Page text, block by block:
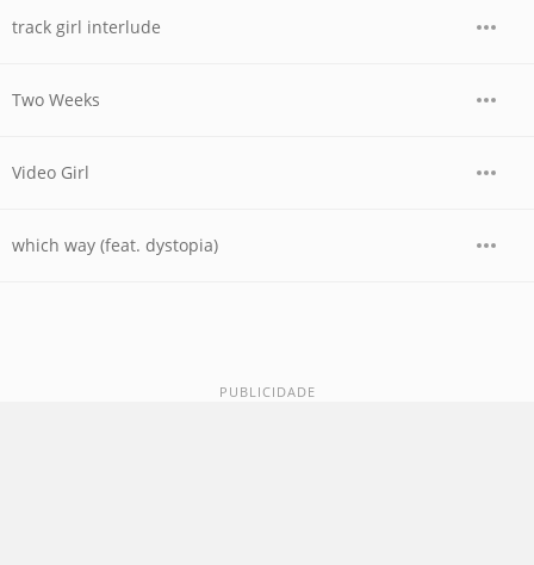
track girl interlude
Two Weeks
Video Girl
which way (feat. dystopia)